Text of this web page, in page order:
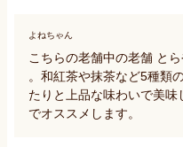
よねちゃん
こちらの老舗中の老舗 と
。和紅茶や抹茶など5種類
たりと上品な味わいで美
でオススメします。